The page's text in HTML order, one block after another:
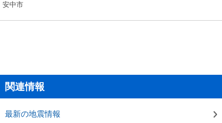
安中市
関連情報
最新の地震情報